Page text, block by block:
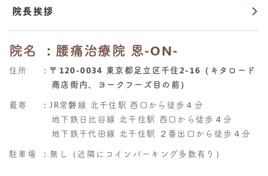
院長挨拶
院名 ：腰痛治療院 恩-ON-
住所 ： 〒120-0034 東京都足立区千住2-16（キタロード
商店街内、ヨークフーズ目の前）
最寄
：JR常磐線 北千住駅 西口から徒歩４分
地下鉄日比谷線 北千住駅 西口から徒歩４分
地下鉄千代田線 北千住駅 ２番出口から徒歩４分
駐車場
：無し（近隣にコインパーキング多数有り）